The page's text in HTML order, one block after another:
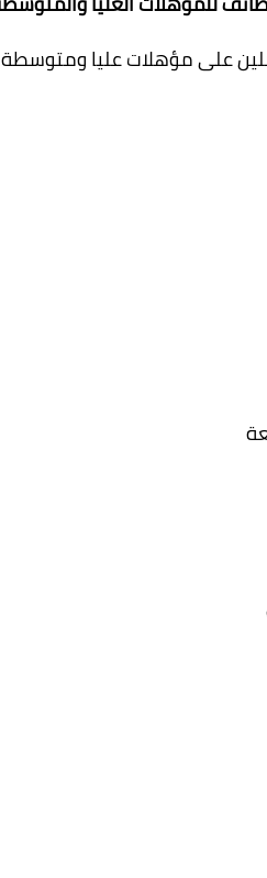
الاهرام بتاريخ الجمعة 2 اغسطس للحاصلين على مؤهلات عليا ومتوسطة